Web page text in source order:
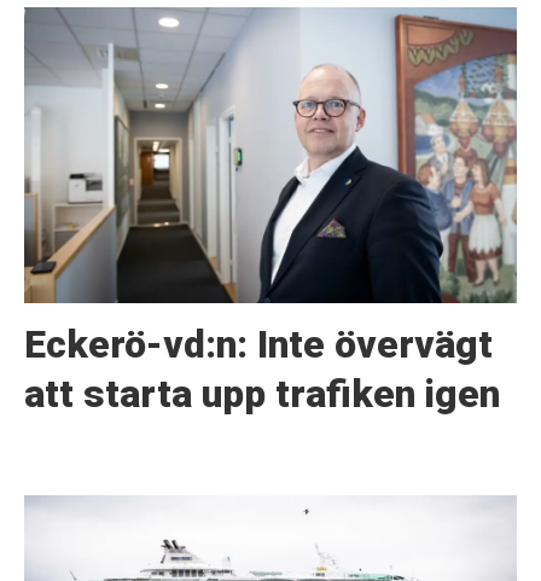
Eckerö-vd:n: Inte övervägt
att starta upp trafiken igen